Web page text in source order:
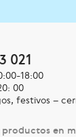
021
18:00
00
festivos –
en